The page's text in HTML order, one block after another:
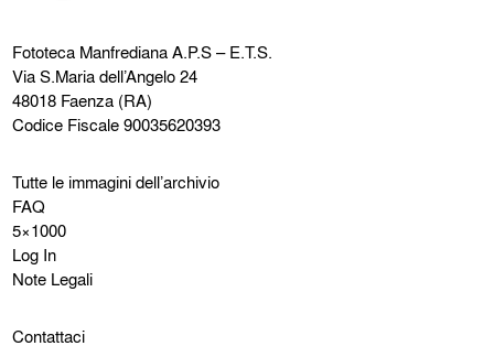
Fototeca ManfredianaA.P.S – E.T.S.
Via S.Maria dell’Angelo 24
48018 Faenza (RA)
Codice Fiscale 90035620393
Tutte le immagini dell’archivio
FAQ
5×1000
Log In
Note Legali
Contattaci